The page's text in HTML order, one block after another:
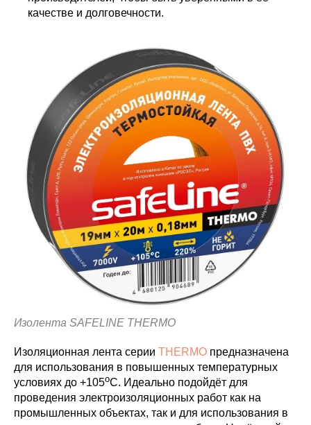
качестве и долговечности.
Изолента SAFELINE THERMO
Изоляционная лента серии THERMO предназначена
для использования в повышенных температурных
условиях до +105oC. Идеально подойдёт для
проведения электроизоляционных работ как на
промышленных объектах, так и для использования в